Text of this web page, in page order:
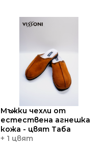
Добави в кошницата
Мъжки чехли от
естествена агнешка
кожа - цвят Таба
+ 1 цвят